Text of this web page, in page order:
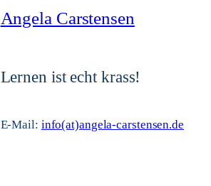
Angela Carstensen
Lernen ist echt krass!
E-Mail: info(at)angela-carstensen.de